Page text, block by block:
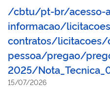
/cbtu/pt-br/acesso-
informacao/
contratos/licitacoes/
pessoa/pregao/
2025/
15/07/2026